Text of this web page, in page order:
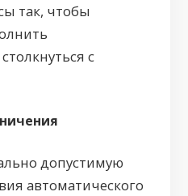
так, чтобы
с
допустимую
автоматического